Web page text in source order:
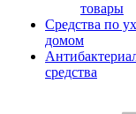
товары
Средства по
домом
средства